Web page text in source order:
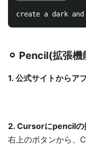
⚪︎ Pencil(拡張
1. 公式サイトからア
2. Cursorにpencilの
右上のボタンから、